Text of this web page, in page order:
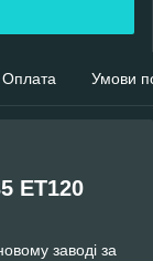
Оплата Умови
ET120
заводі за